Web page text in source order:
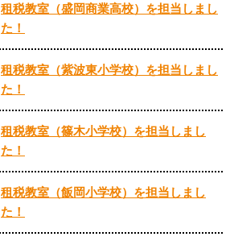
租税教室（盛岡商業高校）を担当しまし
た！
租税教室（紫波東小学校）を担当しまし
た！
租税教室（篠木小学校）を担当しまし
た！
租税教室（飯岡小学校）を担当しまし
た！